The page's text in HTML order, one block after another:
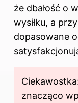
że dbałość o
wysiłku, a
dopasowane
znacząco